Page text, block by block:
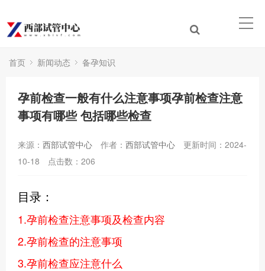
首页 新闻动态 备孕知识
孕前检查一般有什么注意事项孕前检查注意
事项有哪些 包括哪些检查
来源： 西部试管中心 作者： 西部试管中心
更新时间：2024-
10-18
点击数： 206
目录：
1.孕前检查注意事项及检查内容
2.孕前检查的注意事项
3.孕前检查应注意什么